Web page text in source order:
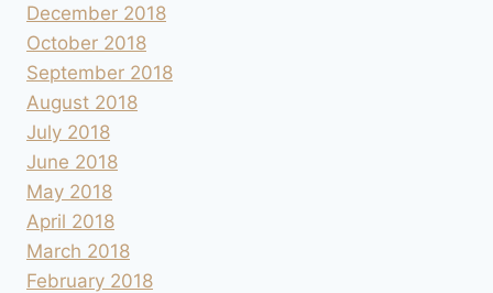
December 2018
October 2018
September 2018
August 2018
July 2018
June 2018
May 2018
April 2018
March 2018
February 2018